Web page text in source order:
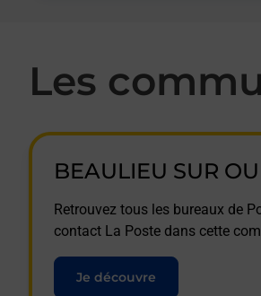
Les
BEAULIEU SUR
Retrouvez tous les bureaux de
contact La Poste dans cette
Je découvre